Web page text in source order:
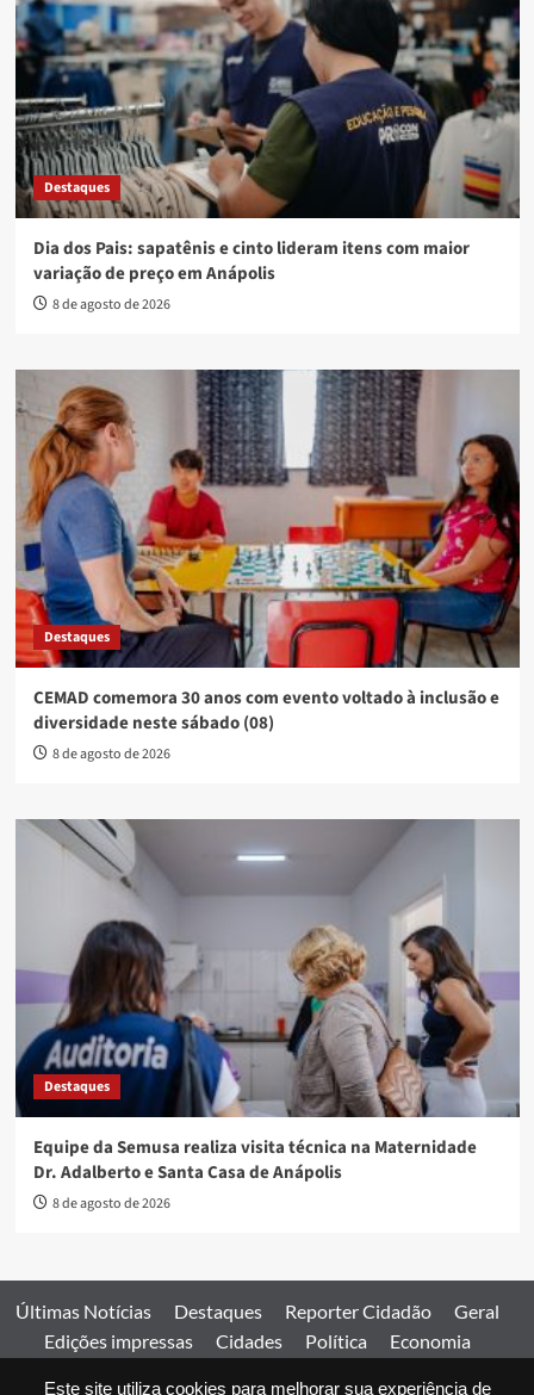
Este site utiliza cookies para melhorar sua experiência de
Destaques
Dia dos Pais: sapatênis e cinto lideram itens com maior
variação de preço em Anápolis
8 de agosto de 2026
Destaques
CEMAD comemora 30 anos com evento voltado à inclusão e
diversidade neste sábado (08)
8 de agosto de 2026
Destaques
Equipe da Semusa realiza visita técnica na Maternidade
Dr. Adalberto e Santa Casa de Anápolis
8 de agosto de 2026
Últimas Notícias Destaques Reporter Cidadão
Geral
Edições impressas
Cidades Política
Economia